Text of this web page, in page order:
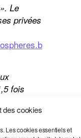
des cookies
Les cookies essentiels et
Le
privées
fois